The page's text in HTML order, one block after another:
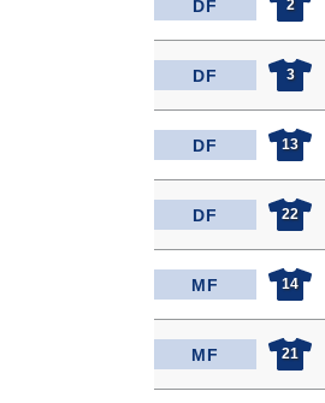
DF 2
DF 3
DF 13
DF 22
MF 14
MF 21